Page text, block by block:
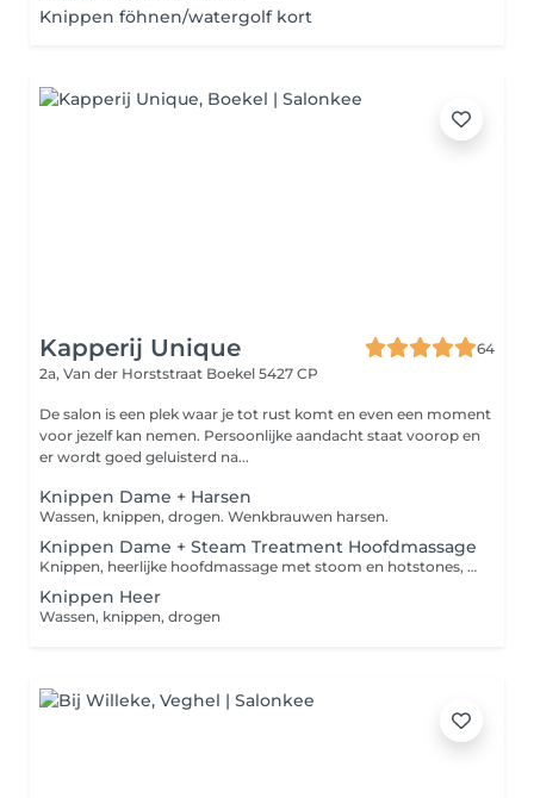
Knippen föhnen/watergolf kort
Kapperij Unique
64
2a, Van der Horststraat Boekel 5427 CP
De salon is een plek waar je tot rust komt en even een moment
voor jezelf kan nemen. Persoonlijke aandacht staat voorop en
er wordt goed geluisterd na...
Knippen Dame + Harsen
Wassen, knippen, drogen. Wenkbrauwen harsen.
Knippen Dame + Steam Treatment Hoofdmassage
Knippen, heerlijke hoofdmassage met stoom en hotstones, Drogen
Knippen Heer
Wassen, knippen, drogen